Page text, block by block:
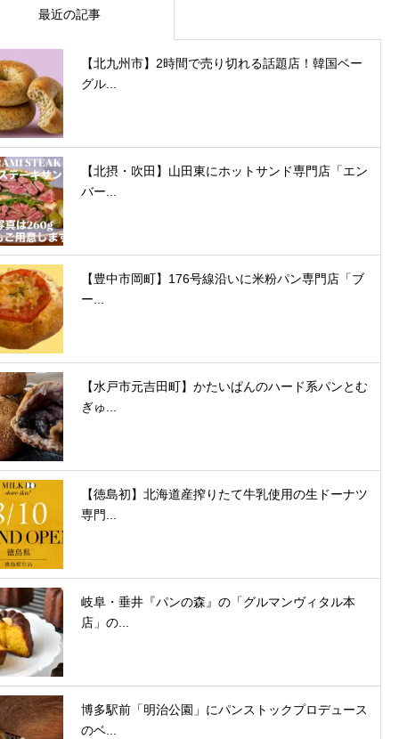
最近の記事
【北九州市】2時間で売り切れる話題店！韓国ベー
グル...
【北摂・吹田】山田東にホットサンド専門店「エン
バー...
【豊中市岡町】176号線沿いに米粉パン専門店「ブ
ー...
【水戸市元吉田町】かたいぱんのハード系パンとむ
ぎゅ...
【徳島初】北海道産搾りたて牛乳使用の生ドーナツ
専門...
岐阜・垂井『パンの森』の「グルマンヴィタル本
店」の...
博多駅前「明治公園」にパンストックプロデュース
のベ...